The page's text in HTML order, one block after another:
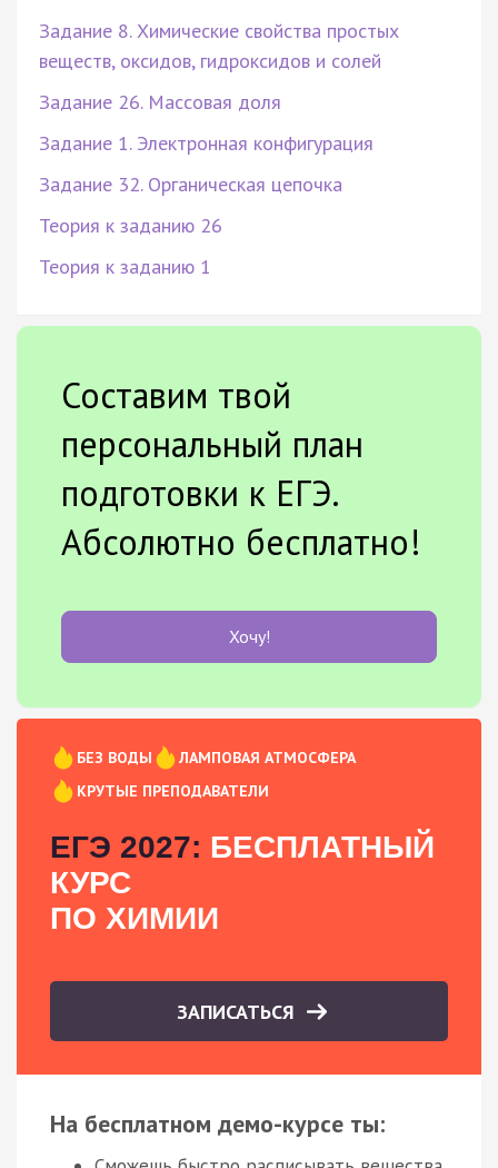
Задание 8. Химические свойства простых
веществ, оксидов, гидроксидов и солей
Задание 26. Массовая доля
Задание 1. Электронная конфигурация
Задание 32. Органическая цепочка
Теория к заданию 26
Теория к заданию 1
Составим твой
персональный план
подготовки к ЕГЭ.
Абсолютно бесплатно!
Хочу!
БЕЗ ВОДЫ
ЛАМПОВАЯ АТМОСФЕРА
КРУТЫЕ ПРЕПОДАВАТЕЛИ
ЕГЭ 2027: БЕСПЛАТНЫЙ
КУРС
ПО ХИМИИ
ЗАПИСАТЬСЯ
На бесплатном демо-курсе ты: